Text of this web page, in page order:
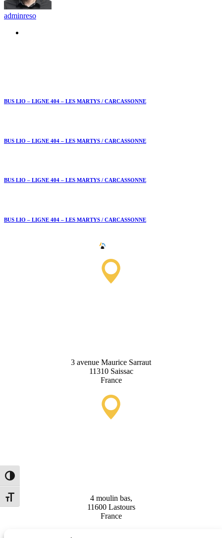
Toggle High Contrast
Toggle Font size
adminreso
BUS LIO – LIGNE 404 – LES MARTYS / CARCASSONNE
BUS LIO – LIGNE 404 – LES MARTYS / CARCASSONNE
BUS LIO – LIGNE 404 – LES MARTYS / CARCASSONNE
BUS LIO – LIGNE 404 – LES MARTYS / CARCASSONNE
3 avenue Maurice Sarraut
11310 Saissac
France
4 moulin bas,
11600 Lastours
France